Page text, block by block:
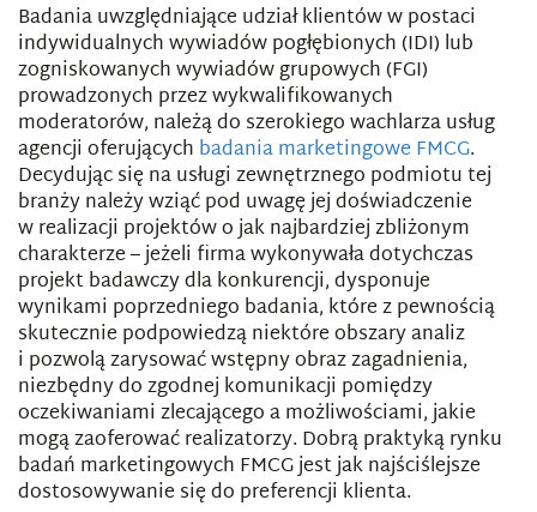
Badania uwzględniające udział klientów w postaci
indywidualnych wywiadów pogłębionych (IDI) lub
zogniskowanych wywiadów grupowych (FGI)
prowadzonych przez wykwalifikowanych
moderatorów, należą do szerokiego wachlarza usług
agencji oferujących badania marketingowe FMCG.
Decydując się na usługi zewnętrznego podmiotu tej
branży należy wziąć pod uwagę jej doświadczenie
w realizacji projektów o jak najbardziej zbliżonym
charakterze – jeżeli firma wykonywała dotychczas
projekt badawczy dla konkurencji, dysponuje
wynikami poprzedniego badania, które z pewnością
skutecznie podpowiedzą niektóre obszary analiz
i pozwolą zarysować wstępny obraz zagadnienia,
niezbędny do zgodnej komunikacji pomiędzy
oczekiwaniami zlecającego a możliwościami, jakie
mogą zaoferować realizatorzy. Dobrą praktyką rynku
badań marketingowych FMCG jest jak najściślejsze
dostosowywanie się do preferencji klienta.